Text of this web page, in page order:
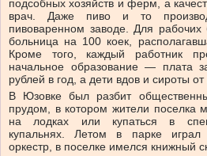
подсобных хозяйств и ферм, а
врач. Даже пиво и то
пивоваренном заводе. Для рабочих
больница на 100 коек,
Кроме того, каждый работник
начальное образование — плата
рублей в год, а дети вдов и сироты
В Юзовке был разбит
прудом, в котором жители поселка
на лодках или купаться в
купальнях. Летом в парке играл
оркестр, в поселке имелся книжный